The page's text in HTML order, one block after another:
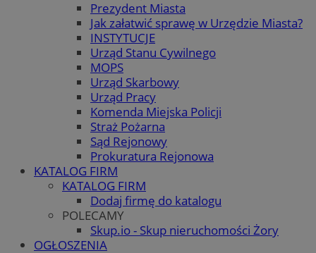
Prezydent Miasta
Jak załatwić sprawę w Urzędzie Miasta?
INSTYTUCJE
Urząd Stanu Cywilnego
MOPS
Urząd Skarbowy
Urząd Pracy
Komenda Miejska Policji
Straż Pożarna
Sąd Rejonowy
Prokuratura Rejonowa
KATALOG FIRM
KATALOG FIRM
Dodaj firmę do katalogu
POLECAMY
Skup.io - Skup nieruchomości Żory
OGŁOSZENIA